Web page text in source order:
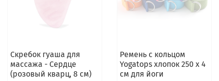
Скребок гуаша для
массажа - Сердце
(розовый кварц, 8 см)
Ремень с кольцом
Yogatops хлопок 250 х 4
см для йоги